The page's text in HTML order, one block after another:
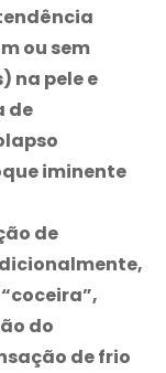
ou sem
na pele e
de
iminente
de
do
de frio